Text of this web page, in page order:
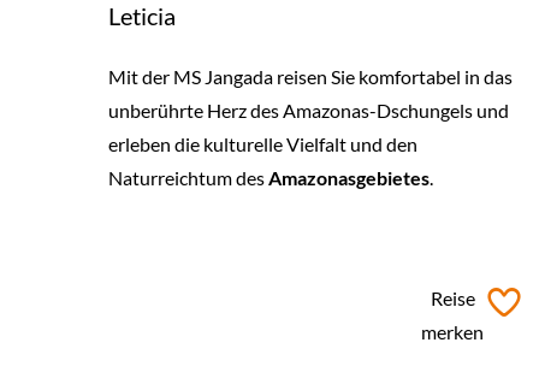
Leticia
Mit der MS Jangada reisen Sie komfortabel in das
unberührte Herz des Amazonas-Dschungels und
erleben die kulturelle Vielfalt und den
Naturreichtum desAmazonasgebietes.
Reise
merken